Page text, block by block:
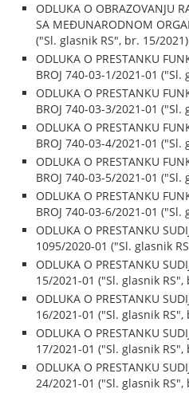
ODLUKA O OBRAZOVANJU
SA MEĐUNARODNOM
("Sl. glasnik RS", br. 15/2021)
ODLUKA O PRESTANKU
BROJ 740-03-1/2021-01
ODLUKA O PRESTANKU
BROJ 740-03-3/2021-01
ODLUKA O PRESTANKU
BROJ 740-03-4/2021-01
ODLUKA O PRESTANKU
BROJ 740-03-5/2021-01
ODLUKA O PRESTANKU
BROJ 740-03-6/2021-01
ODLUKA O PRESTANKU
1095/2020-01 ("Sl. glasnik
ODLUKA O PRESTANKU
15/2021-01 ("Sl. glasnik RS",
ODLUKA O PRESTANKU
16/2021-01 ("Sl. glasnik RS",
ODLUKA O PRESTANKU
17/2021-01 ("Sl. glasnik RS",
ODLUKA O PRESTANKU
24/2021-01 ("Sl. glasnik RS",